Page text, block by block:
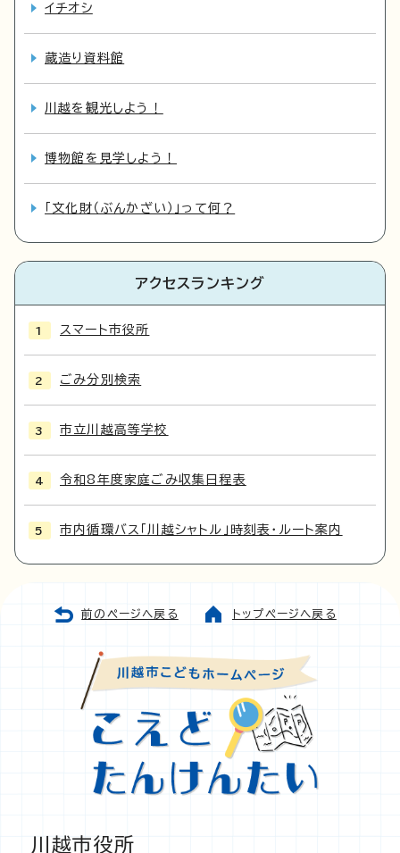
イチオシ
蔵造り資料館
川越を観光しよう！
博物館を見学しよう！
「文化財（ぶんかざい）」って何？
アクセスランキング
スマート市役所
ごみ分別検索
市立川越高等学校
令和8年度家庭ごみ収集日程表
市内循環バス「川越シャトル」時刻表・ルート案内
前のページへ戻る トップページへ戻る
川越市役所